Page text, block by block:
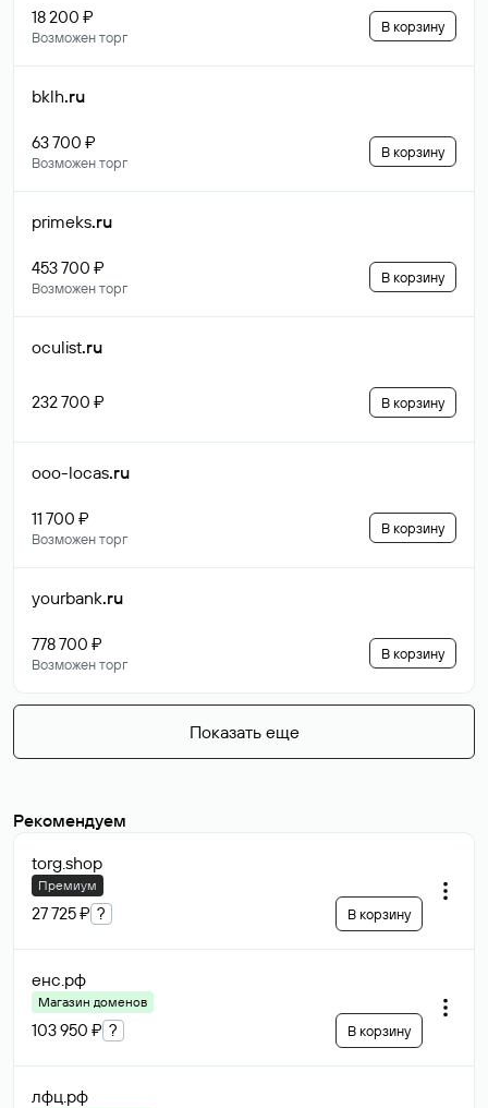
18 200 ₽
Возможен торг
В корзину
bklh.ru
63 700 ₽
Возможен торг
В корзину
primeks.ru
453 700 ₽
Возможен торг
В корзину
oculist.ru
232 700 ₽ В корзину
ooo-locas.ru
11 700 ₽
Возможен торг
В корзину
yourbank.ru
778 700 ₽
Возможен торг
В корзину
Показать еще
Рекомендуем
torg.shop
Премиум
27 725 ₽ ? В корзину
енс.рф
Магазин доменов
103 950 ₽ ? В корзину
лфц.рф